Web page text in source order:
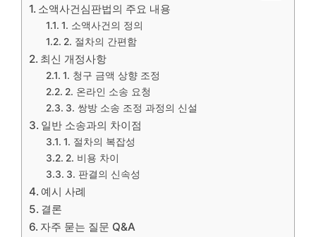
소액사건심판법의 주요 내용
1. 소액사건의 정의
2. 절차의 간편함
최신 개정사항
1. 청구 금액 상향 조정
2. 온라인 소송 요청
3. 쌍방 소송 조정 과정의 신설
일반 소송과의 차이점
1. 절차의 복잡성
2. 비용 차이
3. 판결의 신속성
예시 사례
결론
자주 묻는 질문 Q&A